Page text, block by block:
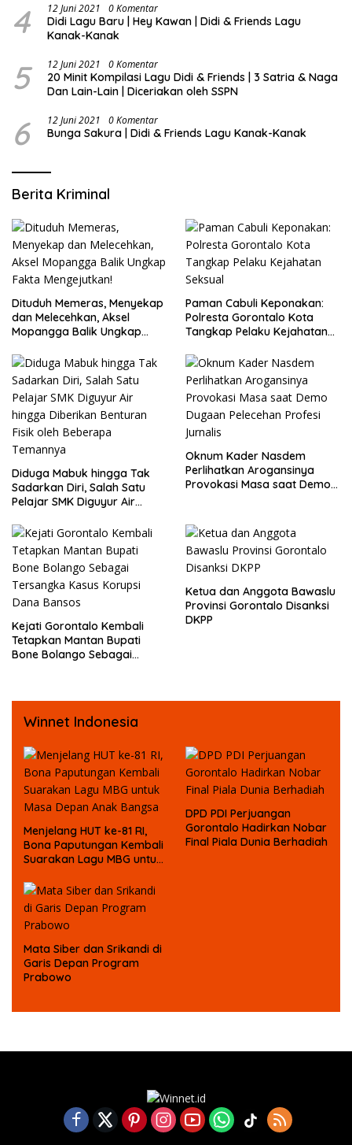
4 12 Juni 2021 0 Komentar
Didi Lagu Baru | Hey Kawan | Didi & Friends Lagu
Kanak-Kanak
5 12 Juni 2021 0 Komentar
20 Minit Kompilasi Lagu Didi & Friends | 3 Satria & Naga
Dan Lain-Lain | Diceriakan oleh SSPN
6 12 Juni 2021 0 Komentar
Bunga Sakura | Didi & Friends Lagu Kanak-Kanak
Berita Kriminal
Dituduh Memeras, Menyekap
dan Melecehkan, Aksel
Mopangga Balik Ungkap
Paman Cabuli Keponakan:
Polresta Gorontalo Kota
Tangkap Pelaku Kejahatan
Diduga Mabuk hingga Tak
Sadarkan Diri, Salah Satu
Pelajar SMK Diguyur Air
Fisik oleh Beberapa
Temannya
Oknum Kader Nasdem
Perlihatkan Arogansinya
Provokasi Masa saat Demo
Kejati Gorontalo Kembali
Tetapkan Mantan Bupati
Bone Bolango Sebagai
Ketua dan Anggota Bawaslu
Provinsi Gorontalo Disanksi
DKPP
Winnet Indonesia
Menjelang HUT ke-81 RI,
Bona Paputungan Kembali
Suarakan Lagu MBG untuk
DPD PDI Perjuangan
Gorontalo Hadirkan Nobar
Final Piala Dunia Berhadiah
Mata Siber dan Srikandi di
Garis Depan Program
Prabowo